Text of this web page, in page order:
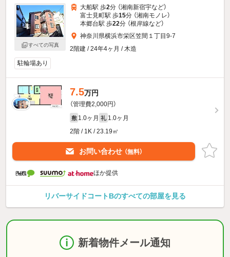
すべての写真
大船駅 歩2分 （湘南新宿宇など）
富士見町駅 歩15分 （湘南モノレ）
本郷台駅 歩22分 （根岸線など）
神奈川県横浜市栄区笠間１丁目9-7
2階建 / 24年4ヶ月 / 木造
駐輪場あり
7.5万円
（管理費2,000円）
敷 1.0ヶ月 礼 1.0ヶ月
2階 / 1K / 23.19㎡
お問い合わせ （無料）
ほか提供
リバーサイドコートBのすべての部屋を見る
新着物件メール通知